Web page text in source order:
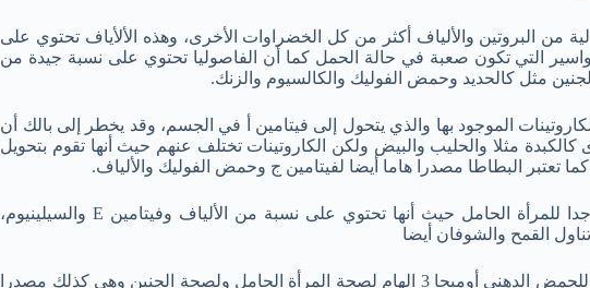
من البروتين والألياف أكثر من كل الخضراوات الأخرى، وهذه الألأياف تحتوي على
التي تكون صعبة في حالة الحمل كما أن الفاصوليا تحتوي على نسبة جيدة من
مثل كالحديد وحمض الفوليك والكالسيوم والزنك.
الموجود بها والذي يتحول إلى فيتامين أ في الجسم، وقد يخطر إلى بالك أن
مثلا والحليب والبيض ولكن الكاروتينات تختلف عنهم حيث أنها تقوم بتحويل
تعتبر البطاطا مصدرا هاما أيضا لفيتامين ج وحمض الفوليك والألياف.
الحبوب الكاملة مهمة جدا للمرأة الحامل حيث أنها تحتوي على نسبة من الألياف وفيتامين E والسيلينيوم،
القمح والشوفان أيضا
مصدرا هاما للحمض الدهني أوميجا 3 الهام لصحة المرأة الحامل ولصحة الجنين وهي كذلك مصدرا